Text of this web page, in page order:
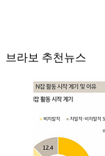
브라보 추천뉴스